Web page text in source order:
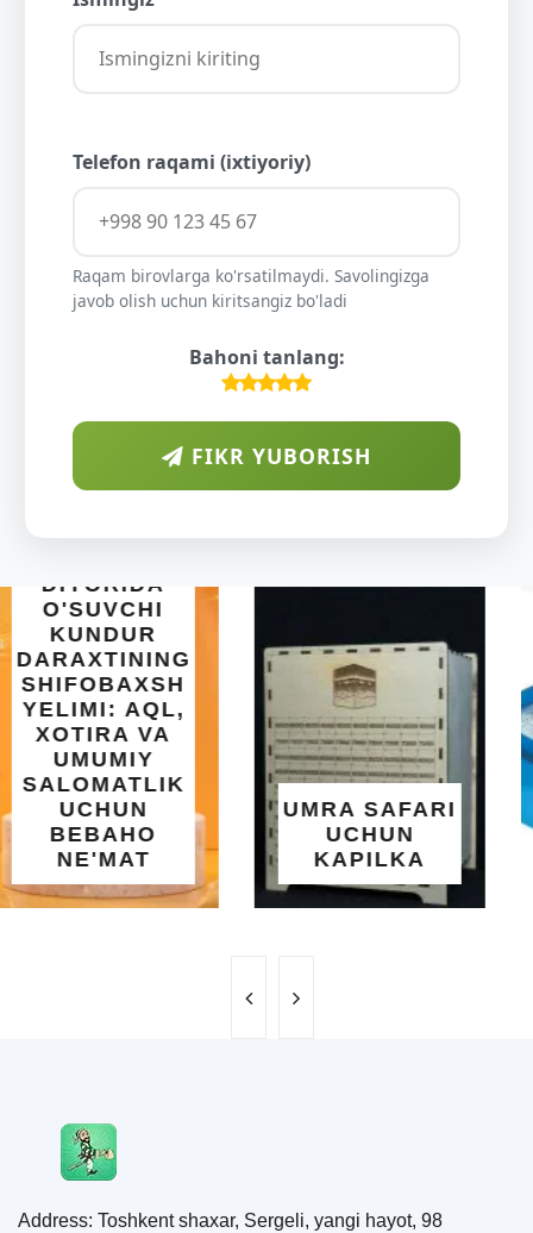
Telefon raqami (ixtiyoriy)
Raqam birovlarga ko'rsatilmaydi. Savolingizga
javob olish uchun kiritsangiz bo'ladi
Bahoni tanlang:
FIKR YUBORISH
UMRA SAFARI
UCHUN
KAPILKA
INTEX EASY
SET BASSEYN
| 183X51 SM |
OSON
O'RNATILUVCHI
YOZGI
SALQINLIK VA
MAROQ
Address: Toshkent shaxar, Sergeli, yangi hayot, 98